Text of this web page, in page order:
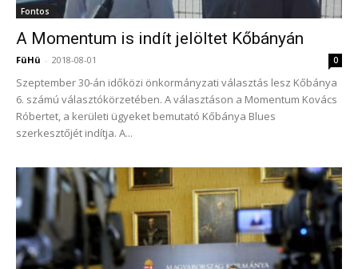
Fontos
A Momentum is indít jelöltet Kőbányán
FüHü - 2018-08-01 0
Szeptember 30-án időközi önkormányzati választás lesz Kőbánya
6. számú választókörzetében. A választáson a Momentum Kovács
Róbertet, a kerületi ügyeket bemutató Kőbánya Blues
szerkesztőjét indítja. A...